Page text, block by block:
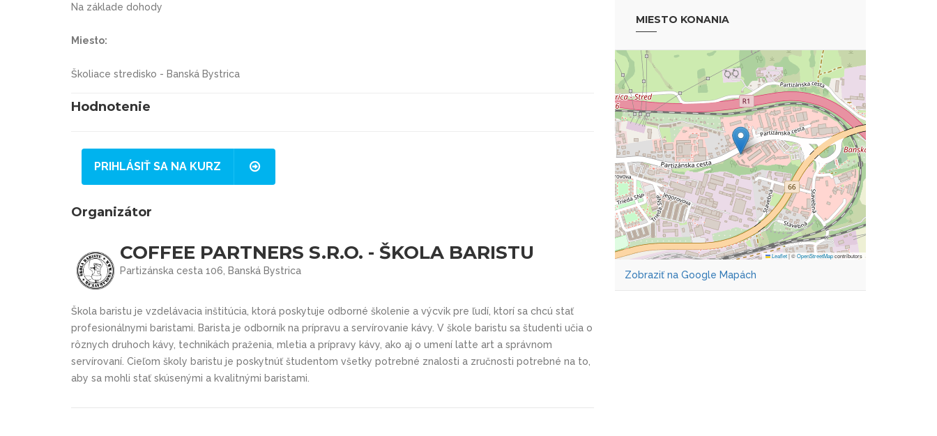
Na základe dohody
Miesto:
Školiace stredisko - Banská Bystrica
Hodnotenie
PRIHLÁSIŤ SA NA KURZ
Organizátor
COFFEE PARTNERS S.R.O. - ŠKOLA BARISTU
Partizánska cesta 106, Banská Bystrica
Škola baristu je vzdelávacia inštitúcia, ktorá poskytuje odborné školenie a výcvik pre ľudí, ktorí sa chcú stať
profesionálnymi baristami. Barista je odborník na prípravu a servírovanie kávy. V škole baristu sa študenti učia o
rôznych druhoch kávy, technikách praženia, mletia a prípravy kávy, ako aj o umení latte art a správnom
servírovaní. Cieľom školy baristu je poskytnúť študentom všetky potrebné znalosti a zručnosti potrebné na to,
aby sa mohli stať skúsenými a kvalitnými baristami.
MIESTO KONANIA
Leaflet|©OpenStreetMapcontributors
Zobraziť na Google Mapách